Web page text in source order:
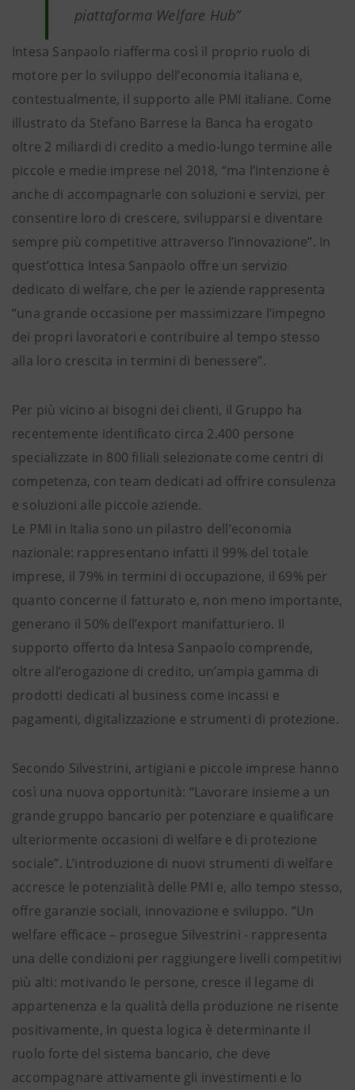
piattaforma Welfare Hub”
Intesa Sanpaolo riafferma così il proprio ruolo di
motore per lo sviluppo dell’economia italiana e,
contestualmente, il supporto alle PMI italiane. Come
illustrato da Stefano Barrese la Banca ha erogato
oltre 2 miliardi di credito a medio-lungo termine alle
piccole e medie imprese nel 2018, “ma l’intenzione è
anche di accompagnarle con soluzioni e servizi, per
consentire loro di crescere, svilupparsi e diventare
sempre più competitive attraverso l’innovazione”. In
quest’ottica Intesa Sanpaolo offre un servizio
dedicato di welfare, che per le aziende rappresenta
“una grande occasione per massimizzare l’impegno
dei propri lavoratori e contribuire al tempo stesso
alla loro crescita in termini di benessere”.
Per più vicino ai bisogni dei clienti, il Gruppo ha
recentemente identificato circa 2.400 persone
specializzate in 800 filiali selezionate come centri di
competenza, con team dedicati ad offrire consulenza
e soluzioni alle piccole aziende.
Le PMI in Italia sono un pilastro dell’economia
nazionale: rappresentano infatti il 99% del totale
imprese, il 79% in termini di occupazione, il 69% per
quanto concerne il fatturato e, non meno importante,
generano il 50% dell’export manifatturiero. Il
supporto offerto da Intesa Sanpaolo comprende,
oltre all’erogazione di credito, un’ampia gamma di
prodotti dedicati al business come incassi e
pagamenti, digitalizzazione e strumenti di protezione.
Secondo Silvestrini, artigiani e piccole imprese hanno
così una nuova opportunità: “Lavorare insieme a un
grande gruppo bancario per potenziare e qualificare
ulteriormente occasioni di welfare e di protezione
sociale”. L’introduzione di nuovi strumenti di welfare
accresce le potenzialità delle PMI e, allo tempo stesso,
offre garanzie sociali, innovazione e sviluppo. “Un
welfare efficace – prosegue Silvestrini - rappresenta
una delle condizioni per raggiungere livelli competitivi
più alti: motivando le persone, cresce il legame di
appartenenza e la qualità della produzione ne risente
positivamente, In questa logica è determinante il
ruolo forte del sistema bancario, che deve
accompagnare attivamente gli investimenti e lo